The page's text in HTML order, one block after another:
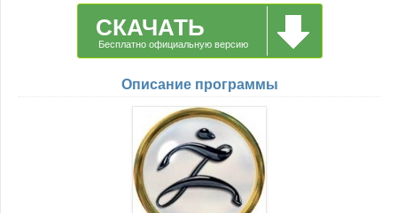
СКАЧАТЬ
Бесплатно официальную версию
Описание программы